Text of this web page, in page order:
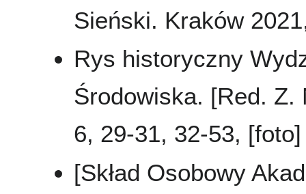
Sieński. Kraków
Rys historyczny
Środowiska. [Red. Z.
6, 29-31, 32-53, [foto]
[Skład Osobowy